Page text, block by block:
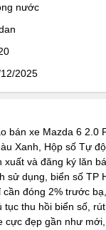
nước
2025
bán xe Mazda 6 2.0
Xanh, Hộp số Tự
xuất và đăng ký lăn
sử dụng, biển số TP
cần đóng 2% trước
tục thu hồi biển số,
cực đẹp gần như